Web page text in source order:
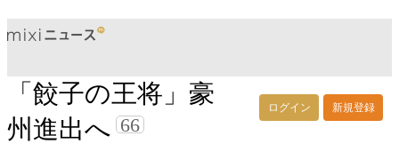
ログイン 新規登録
「餃子の王将」豪
州進出へ 66